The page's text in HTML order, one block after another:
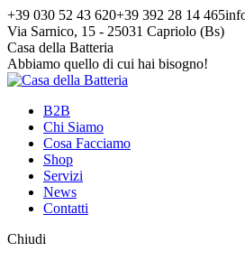
Vai
ai
contenuti
+39 030 52 43 620+39 392 28 14 465
Via Sarnico, 15 - 25031 Capriolo (Bs)
Facebook
page
opens
new
window
Instagram
page
opens
new
window
X
page
opens
new
window
Casa della Batteria
Abbiamo quello di cui hai bisogno!
B2B
Chi Siamo
Cosa Facciamo
Shop
Servizi
News
Contatti
Chiudi